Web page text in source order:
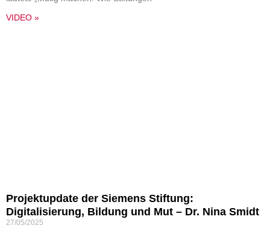
VIDEO »
Projektupdate der Siemens Stiftung:
Digitalisierung, Bildung und Mut – Dr. Nina Smidt
27/05/2025